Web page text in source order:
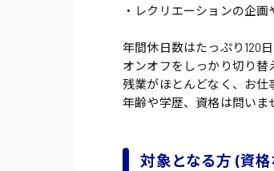
・レクリエーションの企画
年間休日数はたっぷり120日
オンオフをしっかり切り替
残業がほとんどなく、お仕
年齢や学歴、資格は問いま
対象となる方 (資